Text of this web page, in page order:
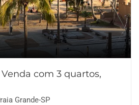
com 3 quartos,
Grande-SP